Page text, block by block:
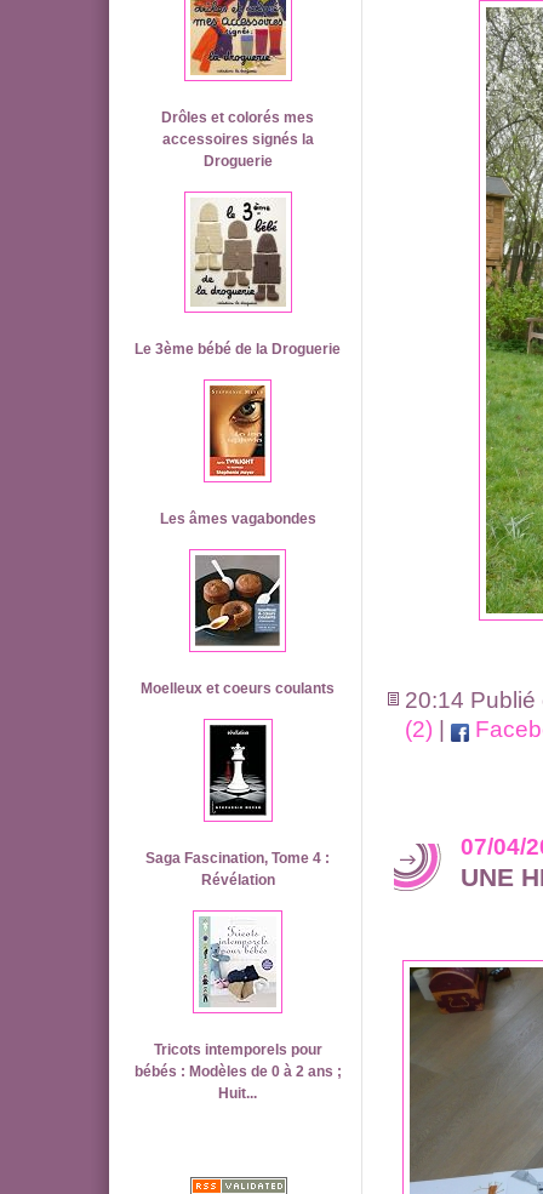
Drôles et colorés mes
accessoires signés la
Droguerie
Le 3ème bébé de la Droguerie
Les âmes vagabondes
Moelleux et coeurs coulants
Saga Fascination, Tome 4 :
Révélation
Tricots intemporels pour
bébés : Modèles de 0 à 2 ans ;
Huit...
20:14
(2) |
07/04/
UNE